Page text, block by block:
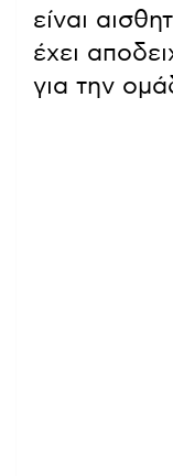
είναι
έχει
για την